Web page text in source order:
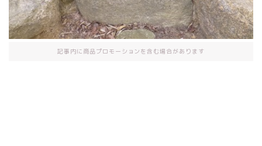
記事内に商品プロモーションを含む場合があります